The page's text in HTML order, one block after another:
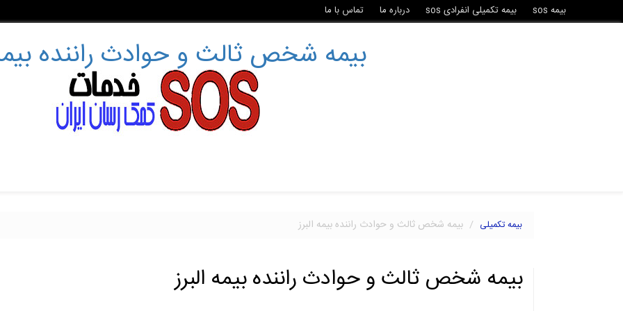
بیمه sos بیمه تکمیلی انفرادی sos درباره ما تماس با ما
بیمه شخص ثالث و حوادث راننده بیمه
بیمه تکمیلی بیمه شخص ثالث و حوادث راننده بیمه البرز
بیمه شخص ثالث و حوادث راننده بیمه البرز